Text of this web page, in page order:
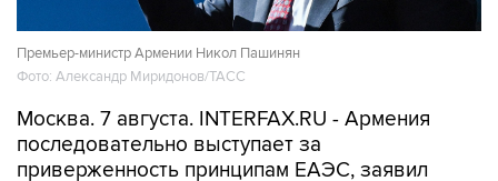
Премьер-министр Армении Никол Пашинян
Фото: Александр Миридонов/ТАСС
Москва. 7 августа. INTERFAX.RU - Армения
последовательно выступает за
приверженность принципам ЕАЭС, заявил